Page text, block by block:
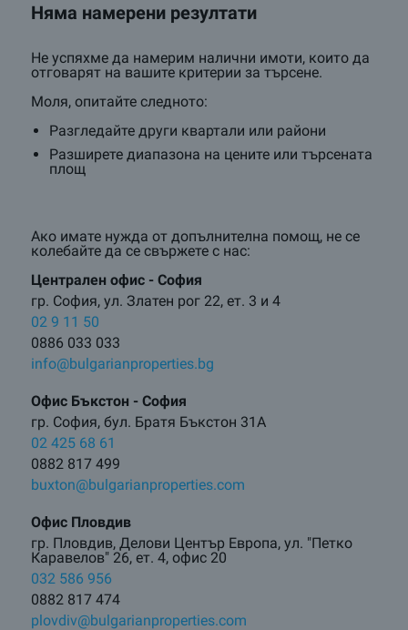
Няма намерени резултати
Не успяхме да намерим налични имоти, които да
отговарят на вашите критерии за търсене.
Моля, опитайте следното:
Разгледайте други квартали или райони
Разширете диапазона на цените или търсената
площ
Ако имате нужда от допълнителна помощ, не се
колебайте да се свържете с нас:
Централен oфис - София
гр. София, ул. Златен рог 22, ет. 3 и 4
02 9 11 50
0886 033 033
info@bulgarianproperties.bg
Офис Бъкстон - София
гр. София, бул. Братя Бъкстон 31А
02 425 68 61
0882 817 499
buxton@bulgarianproperties.com
Офис Пловдив
гр. Пловдив, Делови Център Европа, ул. "Петко
Каравелов" 26, ет. 4, офис 20
032 586 956
0882 817 474
plovdiv@bulgarianproperties.com